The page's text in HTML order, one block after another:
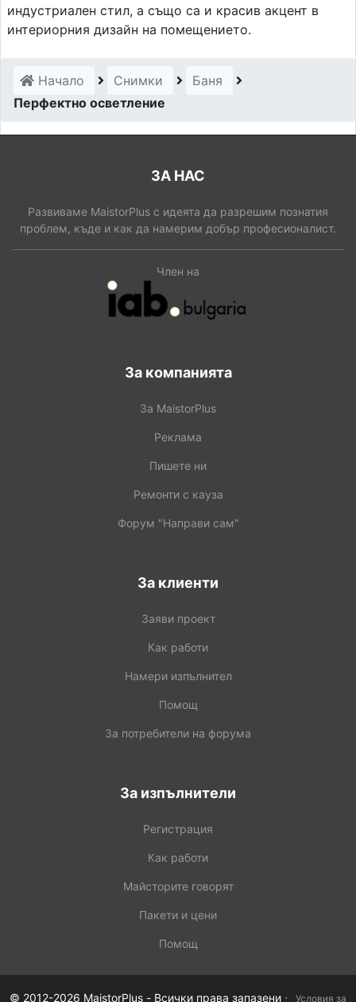
индустриален стил, а също са и красив акцент в
интериорния дизайн на помещението.
Начало Снимки
Баня
Перфектно осветление
ЗА НАС
Развиваме MaistorPlus с идеята да разрешим познатия
проблем, къде и как да намерим добър професионалист.
Член на
За компанията
За MaistorPlus
Реклама
Пишете ни
Ремонти с кауза
Форум "Направи сам"
За клиенти
Заяви проект
Как работи
Намери изпълнител
Помощ
За потребители на форума
За изпълнители
Регистрация
Как работи
Майсторите говорят
Пакети и цени
Помощ
© 2012-2026 MaistorPlus - Всички права запазени · Условия за